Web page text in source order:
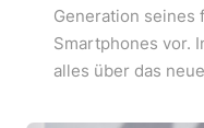
Generation seines
Smartphones vor.
alles über das